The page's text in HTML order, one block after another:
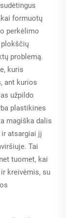
formuotų
perkėlimo
problemą.
kuris
ant kurios
užpildo
plastikines
magiška dalis
atsargiai jį
Tai
tuomet, kai
kreivėmis, su